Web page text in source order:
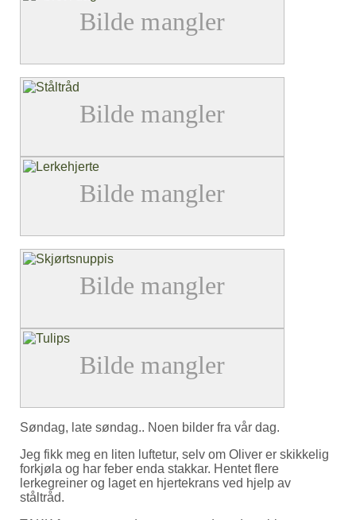
Søndag, late søndag.. Noen bilder fra vår dag.
Jeg fikk meg en liten luftetur, selv om Oliver er skikkelig
forkjøla og har feber enda stakkar. Hentet flere
lerkegreiner og laget en hjertekrans ved hjelp av
ståltråd.